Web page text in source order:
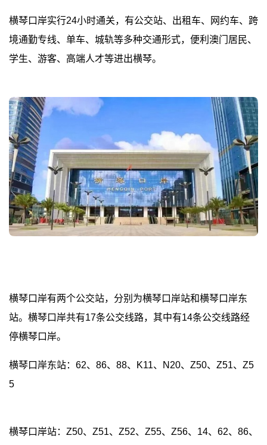
横琴口岸实行24小时通关，有公交站、出租车、网约车、跨
境通勤专线、单车、城轨等多种交通形式，便利澳门居民、
学生、游客、高端人才等进出横琴。
横琴口岸有两个公交站，分别为横琴口岸站和横琴口岸东
站。横琴口岸共有17条公交线路，其中有14条公交线路经
停横琴口岸。
横琴口岸东站：62、86、88、K11、N20、Z50、Z51、Z5
5
横琴口岸站：Z50、Z51、Z52、Z55、Z56、14、62、86、